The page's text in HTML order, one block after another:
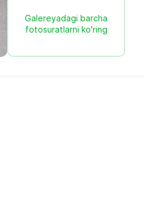
Galereyadagi barcha
fotosuratlarni ko'ring